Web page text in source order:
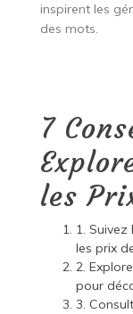
inspirent les
des mots.
7
les
1.
les prix
2.
pour
3.